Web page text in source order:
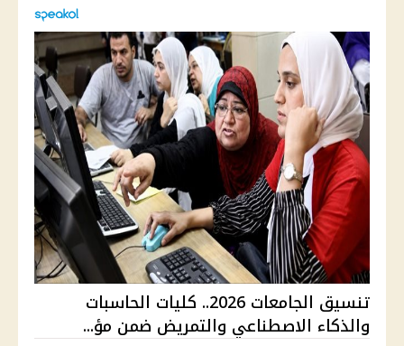
تنسيق الجامعات 2026.. كليات الحاسبات
والذكاء الاصطناعي والتمريض ضمن مؤ...